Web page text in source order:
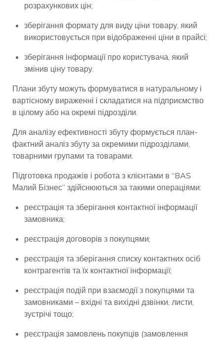
розрахункових цін;
зберігання формату для виду ціни товару, який
використовується при відображенні ціни в прайсі;
зберігання інформації про користувача, який
змінив ціну товару.
Плани збуту можуть формуватися в натуральному і
вартісному вираженні і складатися на підприємство
в цілому або на окремі підрозділи.
Для аналізу ефективності збуту формується план-
фактний аналіз збуту за окремими підрозділами,
товарними групами та товарами.
Підготовка продажів і робота з клієнтами в “BAS
Малий Бізнес” здійснюються за такими операціями:
реєстрація та зберігання контактної інформації
замовника;
реєстрація договорів з покупцями;
реєстрація та зберігання списку контактних осіб
контрагентів та їх контактної інформації;
реєстрація подій при взаємодії з покупцями та
замовниками – вхідні та вихідні дзвінки, листи,
зустрічі тощо;
реєстрація замовлень покупців (замовлення